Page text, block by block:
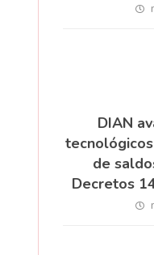
DIAN
de
Decretos